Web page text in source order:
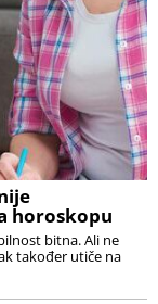
horoskopu
bitna. Ali ne
također utiče na